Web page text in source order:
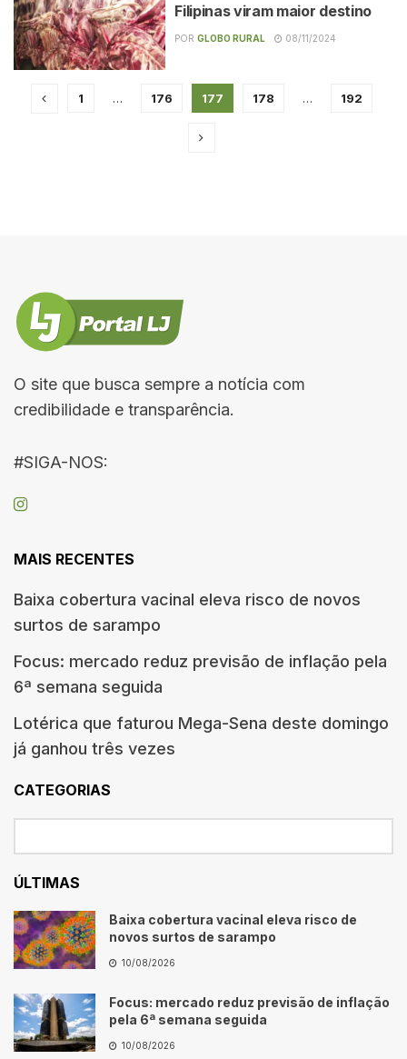
Filipinas viram maior destino
POR GLOBO RURAL 08/11/2024
1 … 176 177 178 … 192
O site que busca sempre a notícia com
credibilidade e transparência.
#SIGA-NOS:
MAIS RECENTES
Baixa cobertura vacinal eleva risco de novos
surtos de sarampo
Focus: mercado reduz previsão de inflação pela
6ª semana seguida
Lotérica que faturou Mega-Sena deste domingo
já ganhou três vezes
CATEGORIAS
ÚLTIMAS
Baixa cobertura vacinal eleva risco de
novos surtos de sarampo
10/08/2026
Focus: mercado reduz previsão de inflação
pela 6ª semana seguida
10/08/2026